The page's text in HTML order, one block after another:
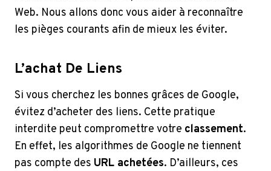
Web. Nous allons donc vous aider à reconnaître
les pièges courants afin de mieux les éviter.
L’achat De Liens
Si vous cherchez les bonnes grâces de Google,
évitez d’acheter des liens. Cette pratique
interdite peut compromettre votre classement.
En effet, les algorithmes de Google ne tiennent
pas compte des URL achetées. D’ailleurs, ces